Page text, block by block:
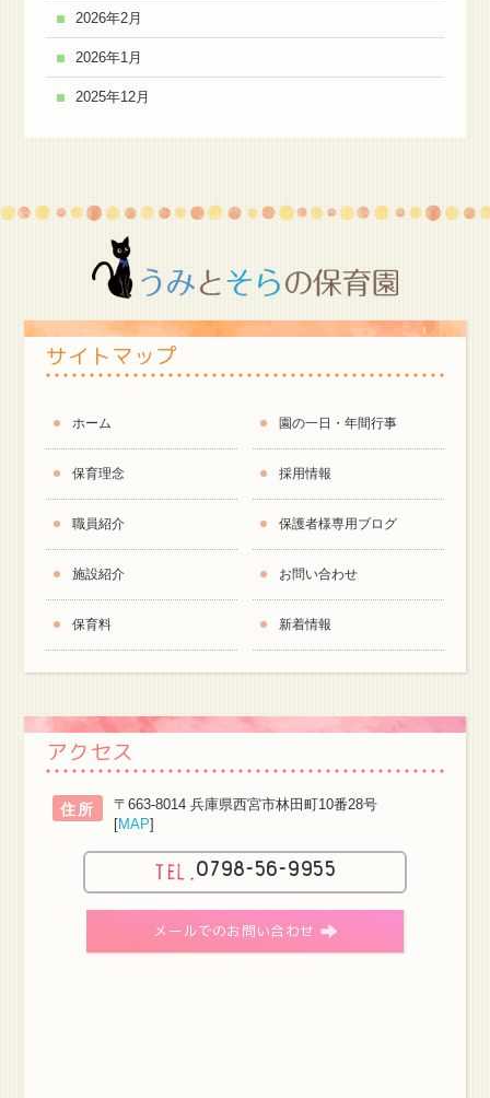
2026年2月
2026年1月
2025年12月
サイトマップ
ホーム
保育理念
職員紹介
施設紹介
保育料
園の一日・年間行事
採用情報
保護者様専用ブログ
お問い合わせ
新着情報
アクセス
住所
〒663-8014 兵庫県西宮市林田町10番28号
[MAP]
0798-56-9955
メールでのお問い合わせ